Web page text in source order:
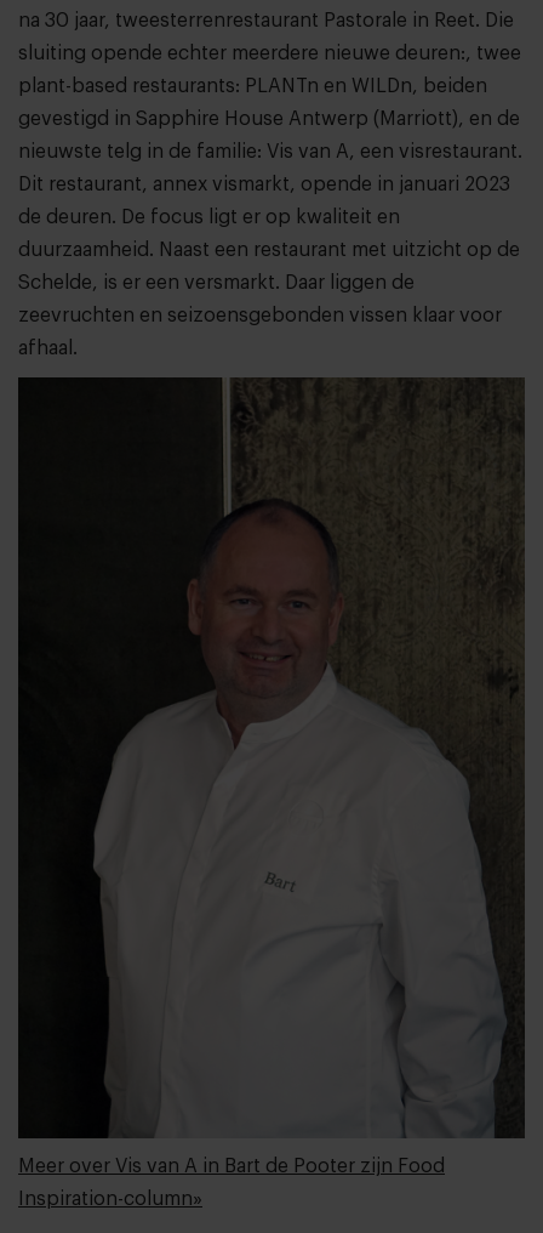
na 30 jaar, tweesterrenrestaurant Pastorale in Reet. Die
sluiting opende echter meerdere nieuwe deuren:, twee
plant-based restaurants: PLANTn en WILDn, beiden
gevestigd in Sapphire House Antwerp (Marriott), en de
nieuwste telg in de familie: Vis van A, een visrestaurant.
Dit restaurant, annex vismarkt, opende in januari 2023
de deuren. De focus ligt er op kwaliteit en
duurzaamheid. Naast een restaurant met uitzicht op de
Schelde, is er een versmarkt. Daar liggen de
zeevruchten en seizoensgebonden vissen klaar voor
afhaal.
Meer over Vis van A in Bart de Pooter zijn Food
Inspiration-column»